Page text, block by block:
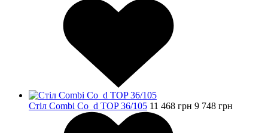
Стіл Combi Co_d TOP 36/105 11 468 грн 9 748 грн